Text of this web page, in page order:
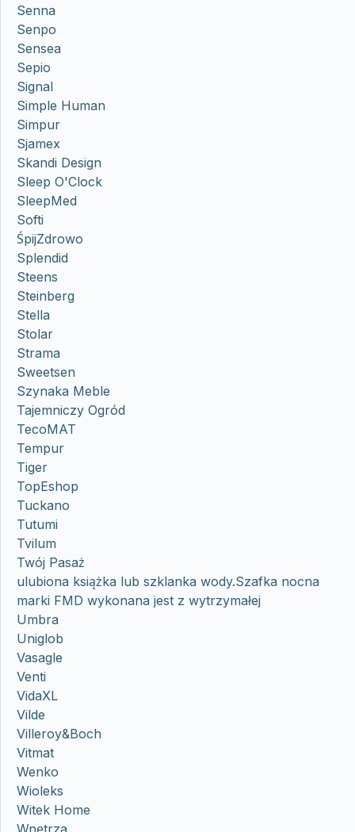
Senna
Senpo
Sensea
Sepio
Signal
Simple Human
Simpur
Sjamex
Skandi Design
Sleep O'Clock
SleepMed
Softi
ŚpijZdrowo
Splendid
Steens
Steinberg
Stella
Stolar
Strama
Sweetsen
Szynaka Meble
Tajemniczy Ogród
TecoMAT
Tempur
Tiger
TopEshop
Tuckano
Tutumi
Tvilum
Twój Pasaż
ulubiona książka lub szklanka wody.Szafka nocna
marki FMD wykonana jest z wytrzymałej
Umbra
Uniglob
Vasagle
Venti
VidaXL
Vilde
Villeroy&Boch
Vitmat
Wenko
Wioleks
Witek Home
Wnętrza